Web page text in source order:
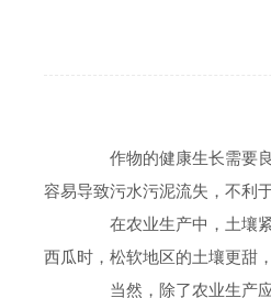
作物的健康生长需要良
容易导致污水污泥流失，不利
在农业生产中，土壤紧
西瓜时，松软地区的土壤更甜
当然，除了农业生产应